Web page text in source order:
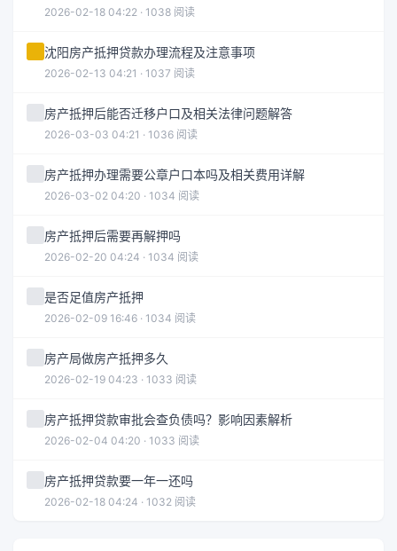
2026-02-18 04:22 · 1038 阅读
沈阳房产抵押贷款办理流程及注意事项
2026-02-13 04:21 · 1037 阅读
房产抵押后能否迁移户口及相关法律问题解答
2026-03-03 04:21 · 1036 阅读
房产抵押办理需要公章户口本吗及相关费用详解
2026-03-02 04:20 · 1034 阅读
房产抵押后需要再解押吗
2026-02-20 04:24 · 1034 阅读
是否足值房产抵押
2026-02-09 16:46 · 1034 阅读
房产局做房产抵押多久
2026-02-19 04:23 · 1033 阅读
房产抵押贷款审批会查负债吗？影响因素解析
2026-02-04 04:20 · 1033 阅读
房产抵押贷款要一年一还吗
2026-02-18 04:24 · 1032 阅读